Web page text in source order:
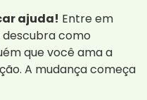
ajuda! Entre em
como
que você ama a
A mudança começa